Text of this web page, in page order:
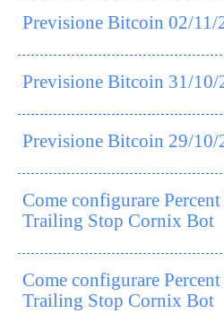
Previsione Bitcoin 02/11/
Previsione Bitcoin 31/10/
Previsione Bitcoin 29/10/
Come configurare
Trailing Stop Cornix Bot
Come configurare
Trailing Stop Cornix Bot